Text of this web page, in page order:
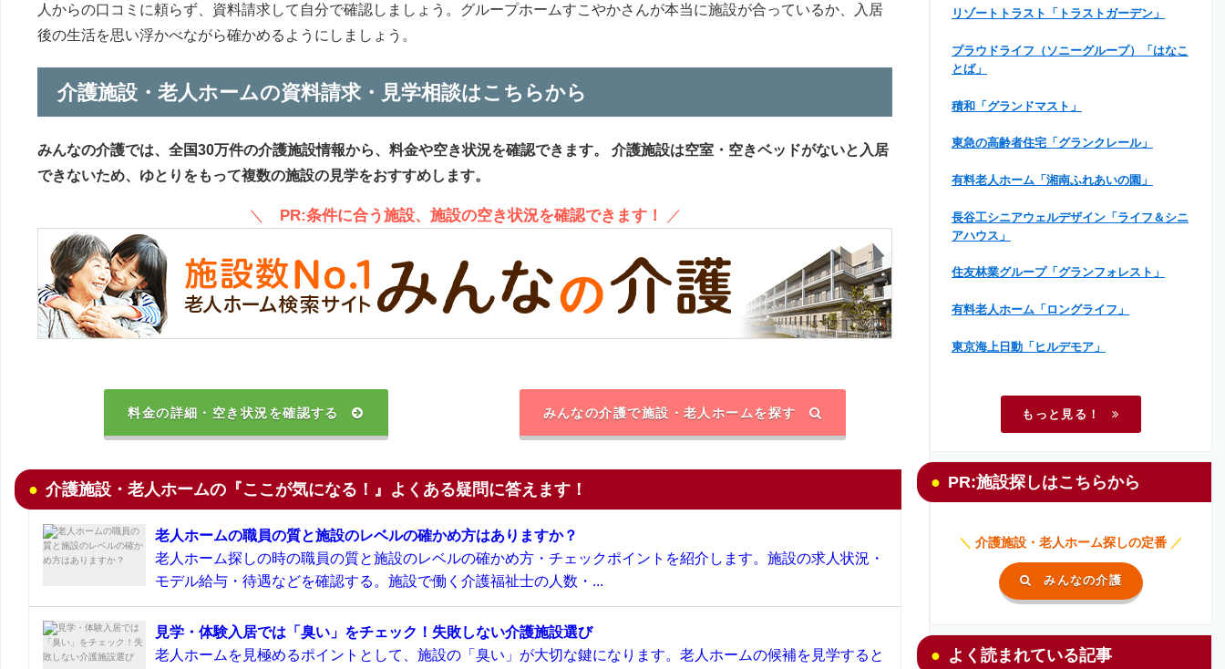
人からの口コミに頼らず、資料請求して自分で確認しましょう。グループホームすこやかさんが本当に施設が合っているか、入居
後の生活を思い浮かべながら確かめるようにしましょう。
介護施設・老人ホームの資料請求・見学相談はこちらから
みんなの介護では、全国30万件の介護施設情報から、料金や空き状況を確認できます。
介護施設は空室・空きベッドがないと入居
できないため、ゆとりをもって複数の施設の見学をおすすめします。
＼ PR:条件に合う施設、施設の空き状況を確認できます！ ／
料金の詳細・空き状況を確認する みんなの介護で施設・老人ホームを探す
介護施設・老人ホームの『ここが気になる！』よくある疑問に答えます！
老人ホームの職員の質と施設のレベルの確かめ方はありますか？
老人ホーム探しの時の職員の質と施設のレベルの確かめ方・チェックポイントを紹介します。施設の求人状況・
モデル給与・待遇などを確認する。施設で働く介護福祉士の人数・...
見学・体験入居では「臭い」をチェック！失敗しない介護施設選び
老人ホームを見極めるポイントとして、施設の「臭い」が大切な鍵になります。老人ホームの候補を見学すると
リゾートトラスト「トラストガーデン」
プラウドライフ（ソニーグループ）「はなこ
とば」
積和「グランドマスト」
東急の高齢者住宅「グランクレール」
有料老人ホーム「湘南ふれあいの園」
長谷工シニアウェルデザイン「ライフ＆シニ
アハウス」
住友林業グループ「グランフォレスト」
有料老人ホーム「ロングライフ」
東京海上日動「ヒルデモア」
もっと見る！
PR:施設探しはこちらから
＼ 介護施設・老人ホーム探しの定番 ／
みんなの介護
よく読まれている記事